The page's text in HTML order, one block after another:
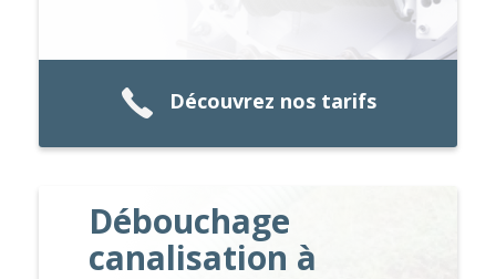
Découvrez nos tarifs
Débouchage
canalisation à